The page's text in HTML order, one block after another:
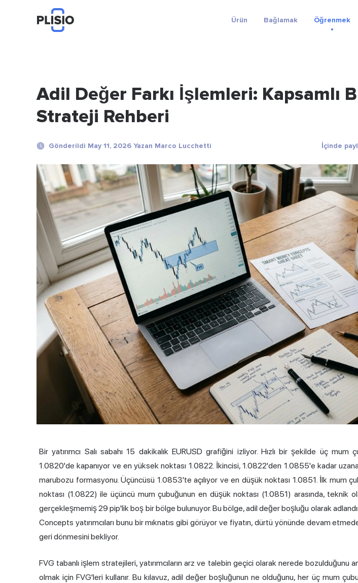
Ürün Bağlamak Öğrenmek
Adil Değer Farkı İşlemleri: Kapsamlı
Strateji Rehberi
Gönderildi May 11, 2026 Yazan Marco Lucchetti İçinde
Bir yatırımcı Salı sabahı 15 dakikalık EURUSD grafiğini izliyor. Hızlı bir şekilde üç mum
1.0820'de kapanıyor ve en yüksek noktası 1.0822. İkincisi, 1.0822'den 1.0855'e kadar
marubozu formasyonu. Üçüncüsü 1.0853'te açılıyor ve en düşük noktası 1.0851. İlk mum
noktası (1.0822) ile üçüncü mum çubuğunun en düşük noktası (1.0851) arasında, teknik
gerçekleşmemiş 29 pip'lik boş bir bölge bulunuyor. Bu bölge, adil değer boşluğu olarak
Concepts yatırımcıları bunu bir mıknatıs gibi görüyor ve fiyatın, dürtü yönünde devam
geri dönmesini bekliyor.
FVG tabanlı işlem stratejileri, yatırımcıların arz ve talebin geçici olarak nerede bozulduğunu
olmak için FVG'leri kullanır. Bu kılavuz, adil değer boşluğunun ne olduğunu, her üç mum